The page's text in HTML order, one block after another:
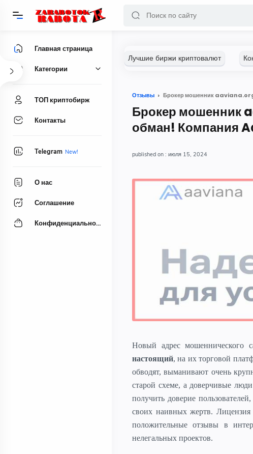
Отзывы Брокер мошенник
Брокер мошенник
обман! Компания
июля 15, 2024
Новый адрес мошеннического
настоящий, на их торговой
обводят, выманивают очень
старой схеме, а доверчивые
получить доверие
своих наивных жертв.
положительные отзывы в
нелегальных проектов.
Главная страница
Категории
ТОП криптобирж
Контакты
Telegram
О нас
Соглашение
Конфиденциальность